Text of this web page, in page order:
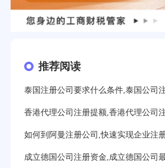
推荐阅读
泰国注册公司要求什么条件,泰国公司
香港代理公司注册提额,香港代理公司
如何到阿曼注册公司,快速实现企业注
成立德国公司注册资金,成立德国公司